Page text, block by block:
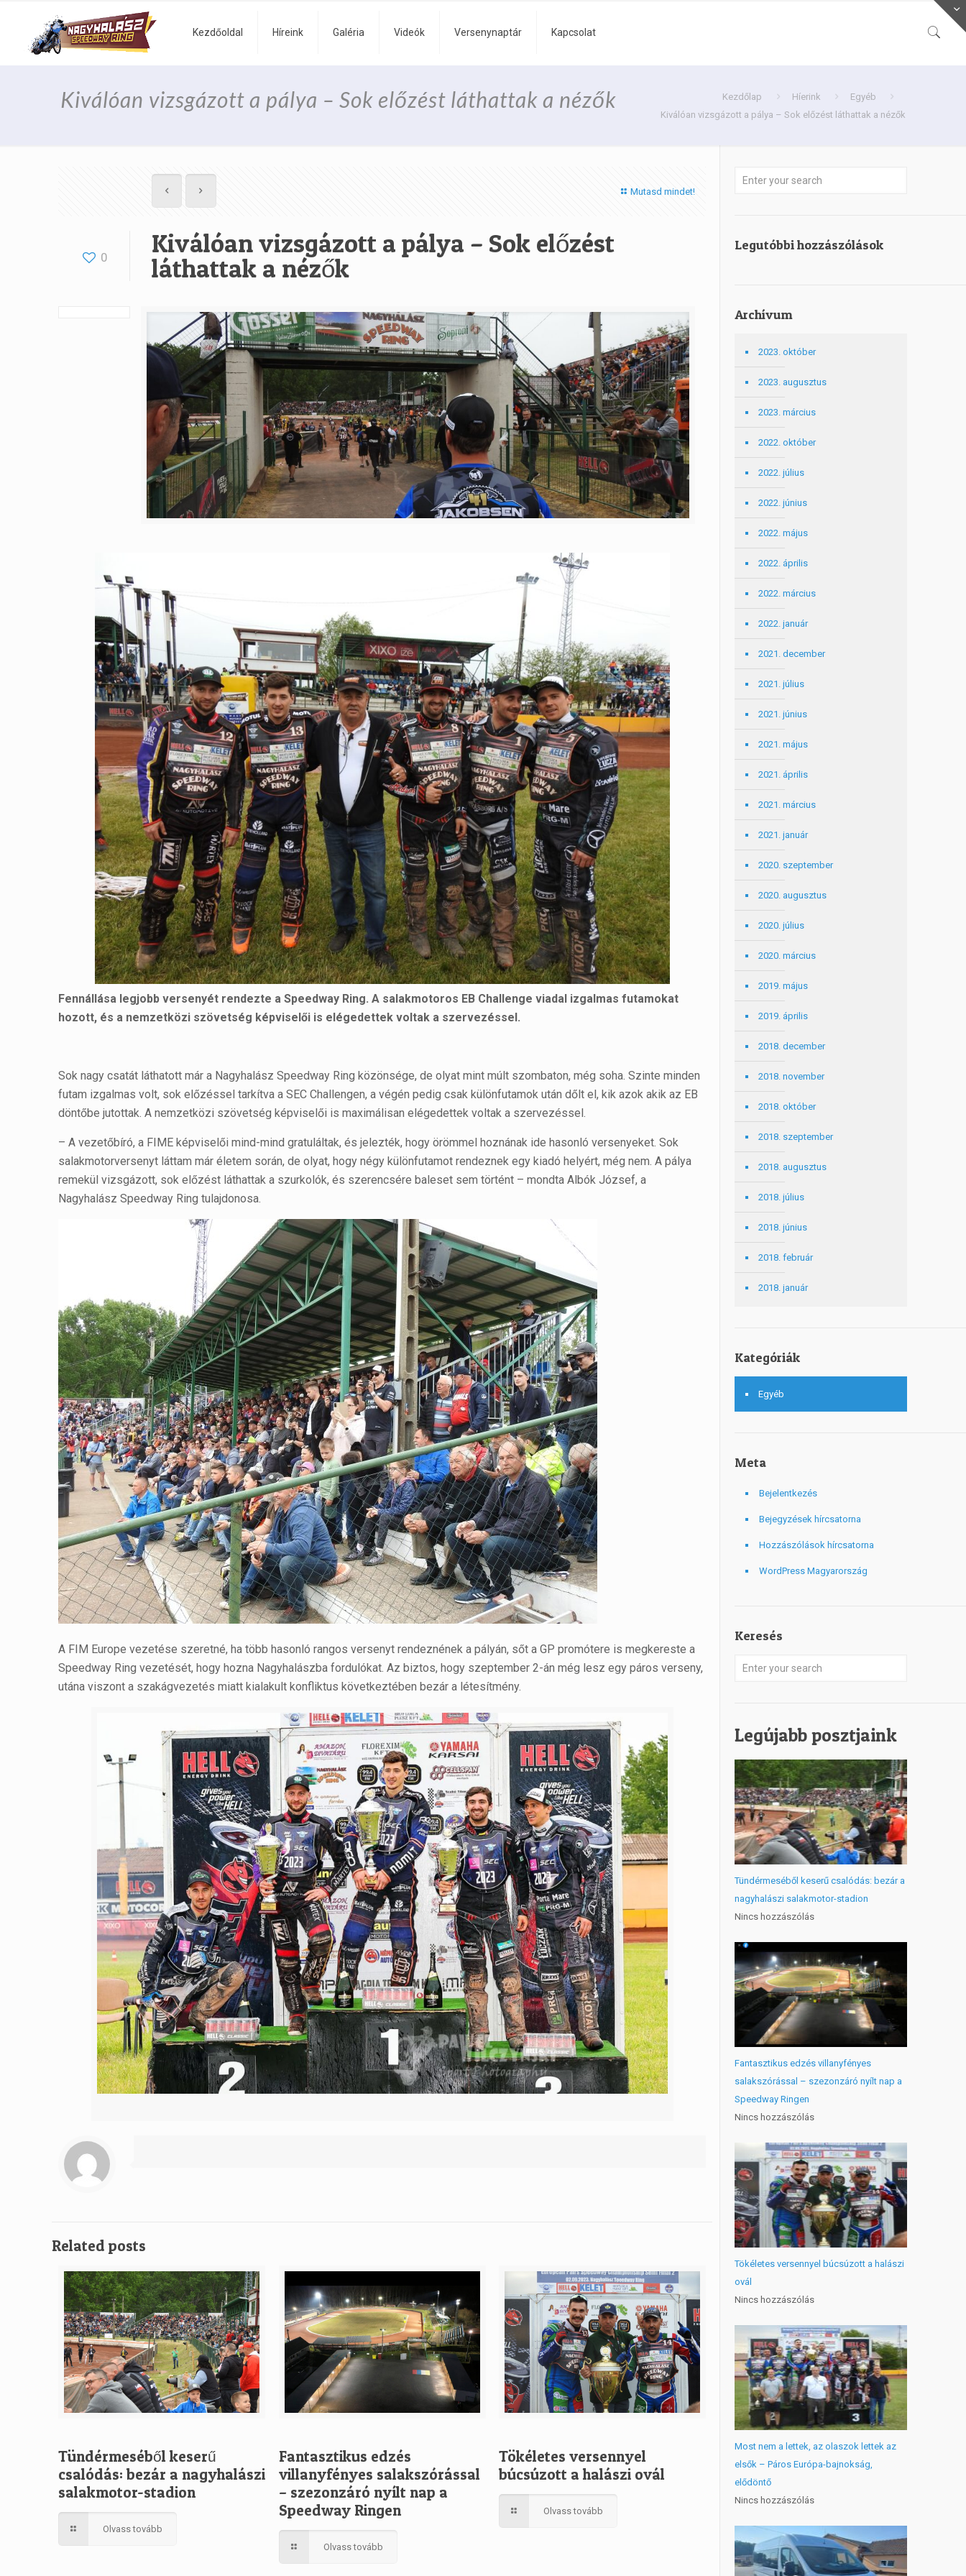
Kezdőoldal Híreink Galéria Videók Versenynaptár Kapcsolat
Kiválóan vizsgázott a pálya – Sok előzést láthattak a nézők Kezdőlap Híerink
Egyéb
Kiválóan vizsgázott a pálya – Sok előzést láthattak a nézők
Mutasd mindet!
0
Kiválóan vizsgázott a pálya – Sok előzést
láthattak a nézők
Fennállása legjobb versenyét rendezte a Speedway Ring. A salakmotoros EB Challenge viadal izgalmas futamokat
hozott, és a nemzetközi szövetség képviselői is elégedettek voltak a szervezéssel.
Sok nagy csatát láthatott már a Nagyhalász Speedway Ring közönsége, de olyat mint múlt szombaton, még soha. Szinte minden
futam izgalmas volt, sok előzéssel tarkítva a SEC Challengen, a végén pedig csak különfutamok után dőlt el, kik azok akik az EB
döntőbe jutottak. A nemzetközi szövetség képviselői is maximálisan elégedettek voltak a szervezéssel.
– A vezetőbíró, a FIME képviselői mind-mind gratuláltak, és jelezték, hogy örömmel hoznának ide hasonló versenyeket. Sok
salakmotorversenyt láttam már életem során, de olyat, hogy négy különfutamot rendeznek egy kiadó helyért, még nem. A pálya
remekül vizsgázott, sok előzést láthattak a szurkolók, és szerencsére baleset sem történt – mondta Albók József, a
Nagyhalász Speedway Ring tulajdonosa.
A FIM Europe vezetése szeretné, ha több hasonló rangos versenyt rendeznének a pályán, sőt a GP promótere is megkereste a
Speedway Ring vezetését, hogy hozna Nagyhalászba fordulókat. Az biztos, hogy szeptember 2-án még lesz egy páros verseny,
utána viszont a szakágvezetés miatt kialakult konfliktus következtében bezár a létesítmény.
Related posts
Tündérmeséből keserű
csalódás: bezár a nagyhalászi
salakmotor-stadion
Olvass tovább
Fantasztikus edzés
villanyfényes salakszórással
– szezonzáró nyílt nap a
Speedway Ringen
Olvass tovább
Tökéletes versennyel
búcsúzott a halászi ovál
Olvass tovább
Legutóbbi hozzászólások
Archívum
2023. október
2023. augusztus
2023. március
2022. október
2022. július
2022. június
2022. május
2022. április
2022. március
2022. január
2021. december
2021. július
2021. június
2021. május
2021. április
2021. március
2021. január
2020. szeptember
2020. augusztus
2020. július
2020. március
2019. május
2019. április
2018. december
2018. november
2018. október
2018. szeptember
2018. augusztus
2018. július
2018. június
2018. február
2018. január
Kategóriák
Egyéb
Meta
Bejelentkezés
Bejegyzések hírcsatorna
Hozzászólások hírcsatorna
WordPress Magyarország
Keresés
Legújabb posztjaink
Tündérmeséből keserű csalódás: bezár a
nagyhalászi salakmotor-stadion
Nincs hozzászólás
Fantasztikus edzés villanyfényes
salakszórással – szezonzáró nyílt nap a
Speedway Ringen
Nincs hozzászólás
Tökéletes versennyel búcsúzott a halászi
ovál
Nincs hozzászólás
Most nem a lettek, az olaszok lettek az
elsők – Páros Európa-bajnokság,
elődöntő
Nincs hozzászólás